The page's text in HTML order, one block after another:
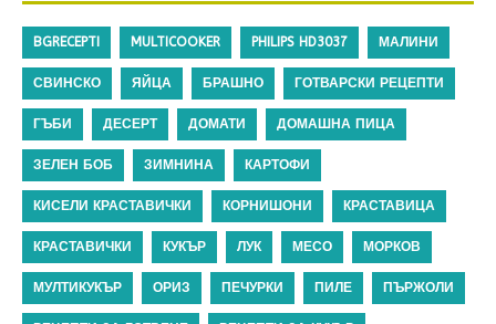
BGRECEPTI MULTICOOKER PHILIPS HD3037 МАЛИНИ
СВИНСКО ЯЙЦА БРАШНО ГОТВАРСКИ РЕЦЕПТИ
ГЪБИ ДЕСЕРТ ДОМАТИ ДОМАШНА ПИЦА
ЗЕЛЕН БОБ ЗИМНИНА КАРТОФИ
КИСЕЛИ КРАСТАВИЧКИ КОРНИШОНИ КРАСТАВИЦА
КРАСТАВИЧКИ КУКЪР ЛУК МЕСО МОРКОВ
МУЛТИКУКЪР ОРИЗ ПЕЧУРКИ ПИЛЕ ПЪРЖОЛИ